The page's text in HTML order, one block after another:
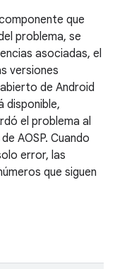
que
problema, se
asociadas, el
versiones
de Android
disponible,
el problema al
AOSP. Cuando
error, las
que siguen